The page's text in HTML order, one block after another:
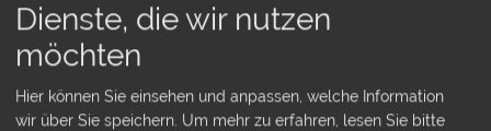
Liegen
Swimmingpool privat
Terrassenmöbel
Terrasse überdacht
Grill
Garten/Liegewiese
Parkplatz auf dem Grundstück
mehr anzeigen...
Dienste, die wir nutzen
möchten
Hier können Sie einsehen und anpassen, welche Information
wir über Sie speichern. Um mehr zu erfahren, lesen Sie bitte